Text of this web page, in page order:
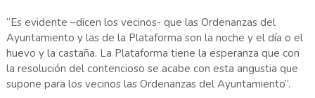
“Es evidente –dicen los vecinos- que las Ordenanzas del
Ayuntamiento y las de la Plataforma son la noche y el día o el
huevo y la castaña. La Plataforma tiene la esperanza que con
la resolución del contencioso se acabe con esta angustia que
supone para los vecinos las Ordenanzas del Ayuntamiento”.